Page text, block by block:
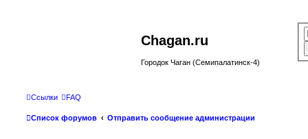
Chagan.ru
Городок Чаган (Семипалатинск-4)
Ссылки FAQ
Список форумов Отправить сообщение администрации